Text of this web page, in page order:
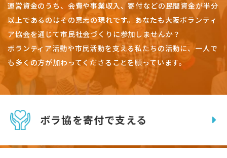
運営資金のうち、会費や事業収入、寄付などの民間資金が半分
以上であるのはその意志の現れです。 あなたも大阪ボランティ
ア協会を通じて市民社会づくりに参加しませんか？
ボランティア活動や市民活動を支える私たちの活動に、一人で
も多くの方が加わってくださることを願っています。
ボラ協を寄付で支える